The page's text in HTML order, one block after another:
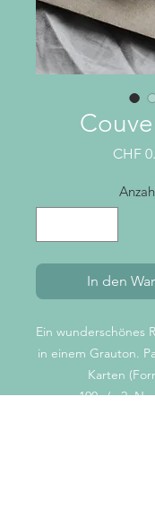
CHF
In den
Ein wunderschönes
in einem Grauton.
Karten
100g/m2,